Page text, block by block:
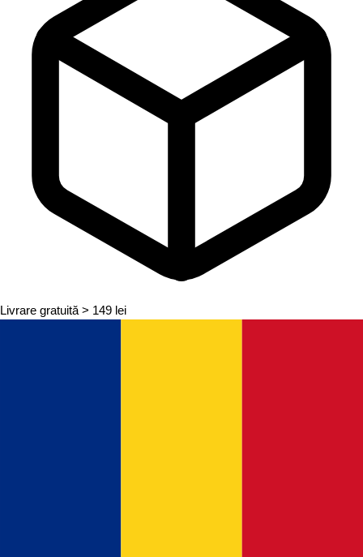
Livrare gratuită > 149 lei